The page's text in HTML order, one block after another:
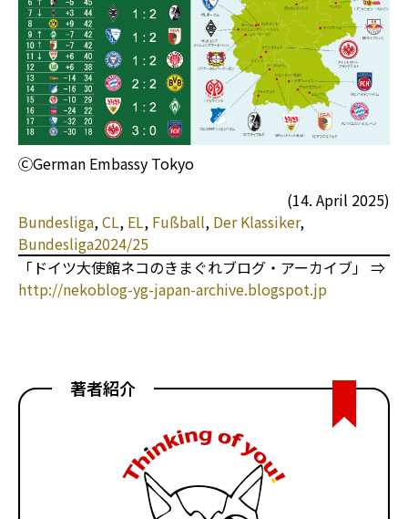
ⒸGerman Embassy Tokyo
(14. April 2025)
Bundesliga, CL, EL, Fußball, Der Klassiker
Bundesliga2024/25
「ドイツ大使館ネコのきまぐれブログ・アーカイブ」 ⇒
http://nekoblog-yg-japan-archive.blogspot.jp
著者紹介